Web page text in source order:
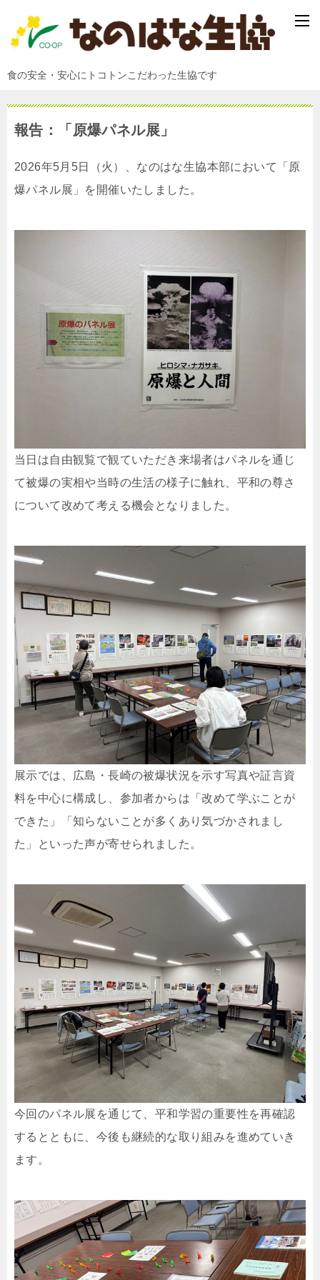
食の安全・安心にトコトンこだわった生協です
報告：「原爆パネル展」
2026年5月5日（火）、なのはな生協本部において「原
爆パネル展」を開催いたしました。
当日は自由観覧で観ていただき来場者はパネルを通じ
て被爆の実相や当時の生活の様子に触れ、平和の尊さ
について改めて考える機会となりました。
展示では、広島・長崎の被爆状況を示す写真や証言資
料を中心に構成し、参加者からは「改めて学ぶことが
できた」「知らないことが多くあり気づかされまし
た」といった声が寄せられました。
今回のパネル展を通じて、平和学習の重要性を再確認
するとともに、今後も継続的な取り組みを進めていき
ます。